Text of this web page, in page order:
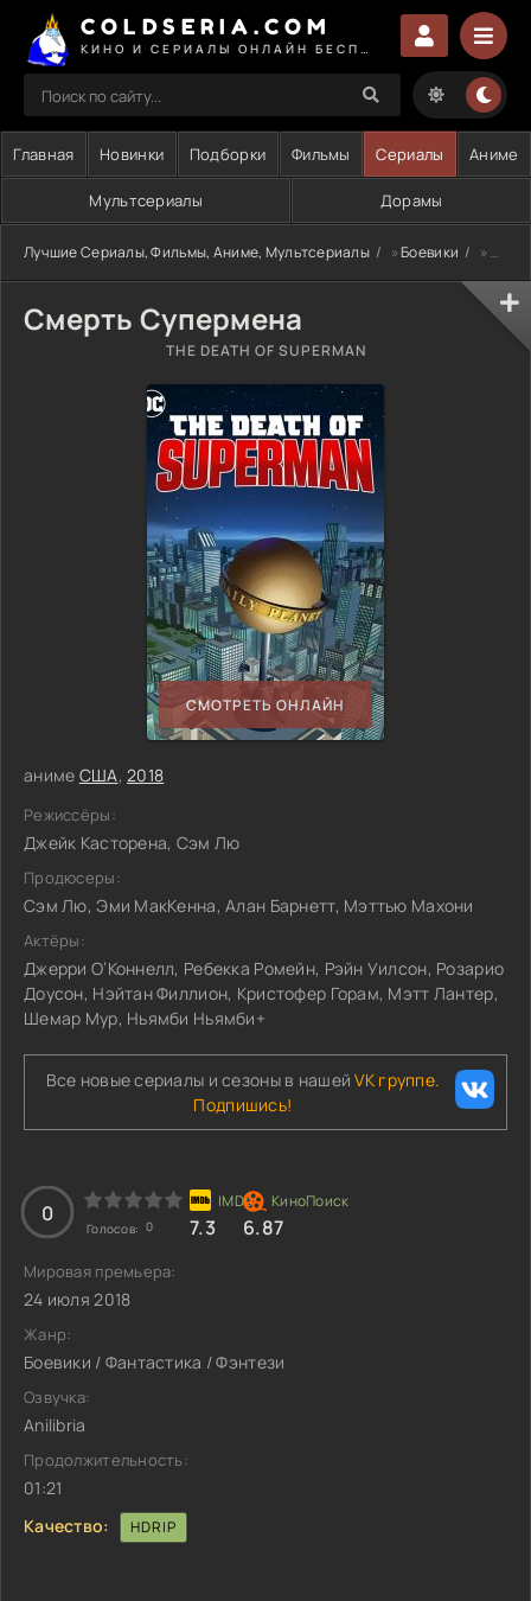
COLDSERIA.COM
Главная Новинки Подборки Фильмы Сериалы Аниме
Мультсериалы Дорамы
Лучшие Сериалы, Фильмы, Аниме, Мультсериалы »Боевики » Смерть Супермена
Смерть Супермена
THE DEATH OF SUPERMAN
СМОТРЕТЬ ОНЛАЙН
аниме США,2018
Режиссёры:
Джейк Касторена, Сэм Лю
Продюсеры:
Сэм Лю, Эми МакКенна, Алан Барнетт, Мэттью Махони
Актёры:
Джерри О’Коннелл, Ребекка Ромейн, Рэйн Уилсон, Розарио
Доусон, Нэйтан Филлион, Кристофер Горам, Мэтт Лантер,
Шемар Мур, Ньямби Ньямби+
Все новые сериалы и сезоны в нашейVK группе.
Подпишись!
0
Голосов: 0 7.3 6.87
Мировая премьера:
24 июля 2018
Жанр:
Боевики / Фантастика / Фэнтези
Озвучка:
Anilibria
Продолжительность:
01:21
Качество:
HDRIP